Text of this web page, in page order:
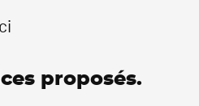
proposés.